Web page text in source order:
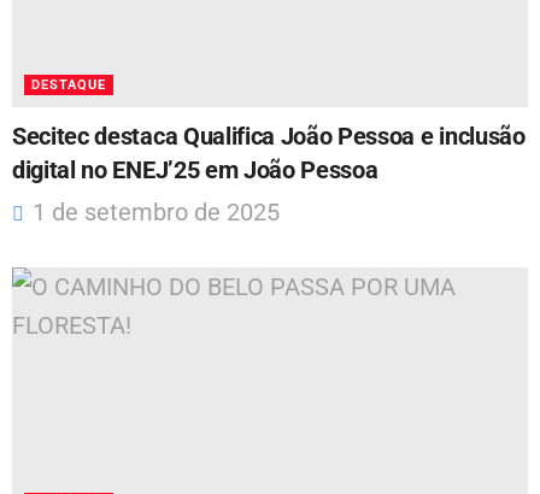
DESTAQUE
Secitec destaca Qualifica João Pessoa e inclusão
digital no ENEJ’25 em João Pessoa
1 de setembro de 2025